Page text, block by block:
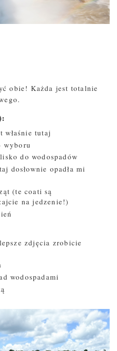
obie! Każda jest totalnie
właśnie tutaj
wyboru
do wodospadów
dosłownie opadła mi
(te coati są
na jedzenie!)
zdjęcia zrobicie
wodospadami